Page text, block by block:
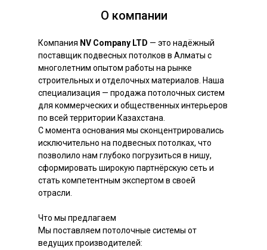
Компания NV Company LTD — это надёжный
поставщик подвесных потолков в Алматы с
многолетним опытом работы на рынке
строительных и отделочных материалов. Наша
специализация — продажа потолочных систем
для коммерческих и общественных интерьеров
по всей территории Казахстана.
С момента основания мы сконцентрировались
исключительно на подвесных потолках, что
позволило нам глубоко погрузиться в нишу,
сформировать широкую партнёрскую сеть и
стать компетентным экспертом в своей
отрасли.
Что мы предлагаем
Мы поставляем потолочные системы от
ведущих производителей:
О компании